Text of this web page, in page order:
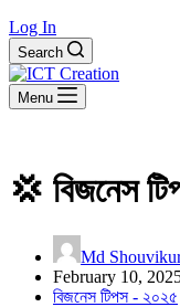
Log In
Search
Menu
💢 বিজনেস
Md
February 10,
বিজনেস টিপস - ২০২৫